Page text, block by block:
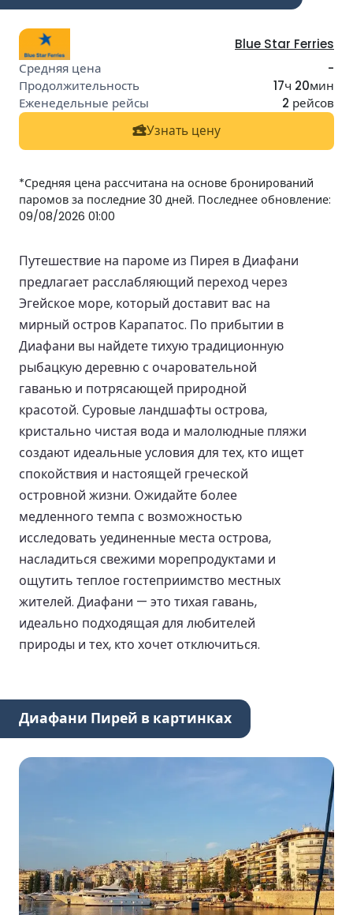
Blue Star Ferries
-
17ч 20мин
2 рейсов
Узнать цену
*Средняя цена рассчитана на основе бронирований
паромов за последние 30 дней. Последнее обновление:
09/08/2026 01:00
Путешествие на пароме из Пирея в Диафани
предлагает расслабляющий переход через
Эгейское море, который доставит вас на
мирный остров Карапатос. По прибытии в
Диафани вы найдете тихую традиционную
рыбацкую деревню с очаровательной
гаванью и потрясающей природной
красотой. Суровые ландшафты острова,
кристально чистая вода и малолюдные пляжи
создают идеальные условия для тех, кто ищет
спокойствия и настоящей греческой
островной жизни. Ожидайте более
медленного темпа с возможностью
исследовать уединенные места острова,
насладиться свежими морепродуктами и
ощутить теплое гостеприимство местных
жителей. Диафани — это тихая гавань,
идеально подходящая для любителей
природы и тех, кто хочет отключиться.
Диафани Пирей в картинках